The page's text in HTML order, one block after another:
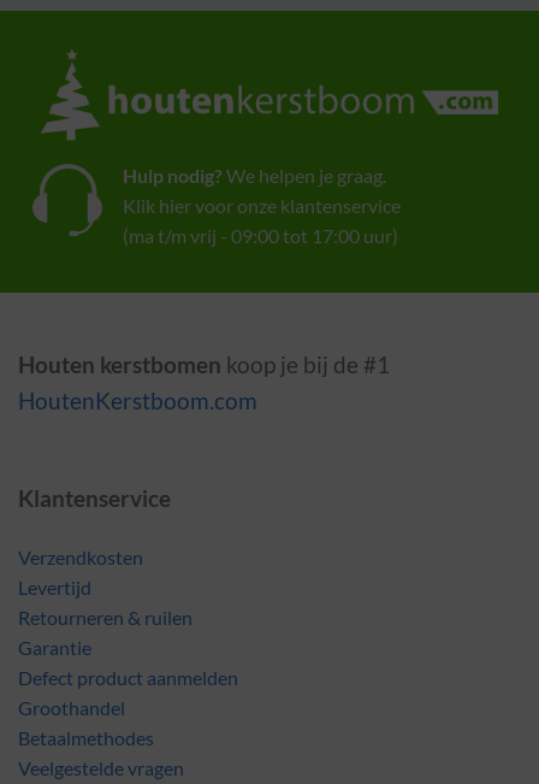
Hulp nodig?We helpen je graag.
Klik hier voor onze klantenservice
(ma t/m vrij - 09:00 tot 17:00 uur)
Houten kerstbomen koop je bij de #1
HoutenKerstboom.com
Klantenservice
Verzendkosten
Levertijd
Retourneren & ruilen
Garantie
Defect product aanmelden
Groothandel
Betaalmethodes
Veelgestelde vragen